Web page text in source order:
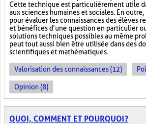
Cette technique est particulièrement utile
aux sciences humaines et sociales. En
pour évaluer les connaissances des élèves
et bénéfices d’une question en particulier
solutions techniques possibles au même
peut tout aussi bien être utilisée dans des
scientifiques et mathématiques.
Valorisation des connaissances (12)
Opinion (8)
QUOI, COMMENT ET POURQUOI?